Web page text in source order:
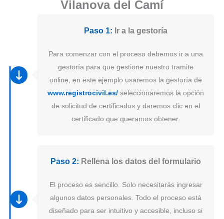
Vilanova del Camí
Paso 1: Ir a la gestoría
Para comenzar con el proceso debemos ir a una
gestoría para que gestione nuestro tramite
online, en este ejemplo usaremos la gestoría de
www.registrocivil.es/ seleccionaremos la opción
de solicitud de certificados y daremos clic en el
certificado que queramos obtener.
Paso 2: Rellena los datos del formulario
El proceso es sencillo. Solo necesitarás ingresar
algunos datos personales. Todo el proceso está
diseñado para ser intuitivo y accesible, incluso si